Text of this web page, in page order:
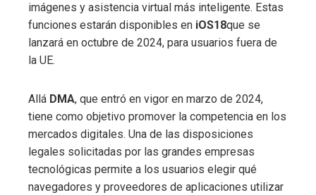
imágenes y asistencia virtual más inteligente. Estas
funciones estarán disponibles en iOS18que se
lanzará en octubre de 2024, para usuarios fuera de
la UE.
Allá DMA, que entró en vigor en marzo de 2024,
tiene como objetivo promover la competencia en los
mercados digitales. Una de las disposiciones
legales solicitadas por las grandes empresas
tecnológicas permite a los usuarios elegir qué
navegadores y proveedores de aplicaciones utilizar